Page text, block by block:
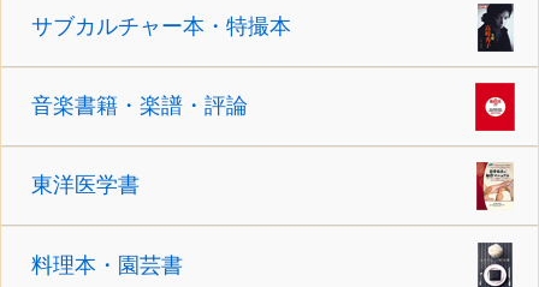
サブカルチャー本・特撮本
音楽書籍・楽譜・評論
東洋医学書
料理本・園芸書